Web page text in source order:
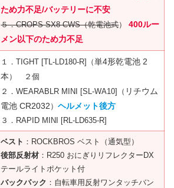
ため力不足/バッテリーに不安
５．CROPS SX8-CWS（乾電池式）400ルー
メン以下のため力不足
１．TIGHT [TL-LD180-R]（単4形乾電池 2
本 ） ２個
２．WEARABLR MINI [SL-WA10]（ リチウム
電池 CR2032 ）ヘルメット後方
３．RAPID MINI [RL-LD635-R]
ベスト ：ROCKBROS ベスト（通気型）
後部反射材 ：R250 おにぎりリフレクターDX
テールライトポケット付
バックパック ：自転車用反射ワンタッチバン